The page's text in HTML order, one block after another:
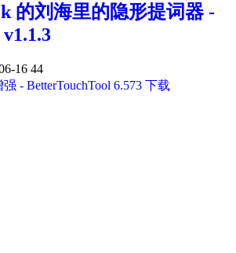
的刘海里的隐形提词器 -
16 44